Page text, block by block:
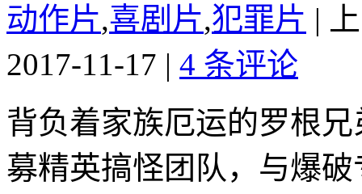
动作片,喜剧片,犯罪片 |
2017-11-17 | 4 条评论
背负着家族厄运的罗根
募精英搞怪团队，与爆